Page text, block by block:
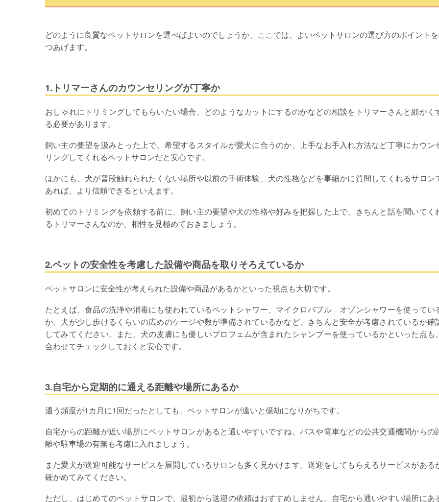
どのように良質なペットサロンを選べばよいのでしょうか。ここでは、よいペットサロンの選び方のポイント
つあげます。
1.トリマーさんのカウンセリングが丁寧か
おしゃれにトリミングしてもらいたい場合、どのようなカットにするのかなどの相談をトリマーさんと細かく
る必要があります。
飼い主の要望を汲みとった上で、希望するスタイルが愛犬に合うのか、上手なお手入れ方法など丁寧にカウン
リングしてくれるペットサロンだと安心です。
ほかにも、犬が普段触れられたくない場所や以前の手術体験、犬の性格などを事細かに質問してくれるサロン
あれば、より信頼できるといえます。
初めてのトリミングを依頼する前に、飼い主の要望や犬の性格や好みを把握した上で、きちんと話を聞いてく
るトリマーさんなのか、相性を見極めておきましょう。
2.ペットの安全性を考慮した設備や商品を取りそろえているか
ペットサロンに安全性が考えられた設備や商品があるかといった視点も大切です。
たとえば、食品の洗浄や消毒にも使われているペットシャワー、マイクロバブル オゾンシャワーを使ってい
か、犬が少し歩けるくらいの広めのケージや数が準備されているかなど、きちんと安全が考慮されているか確
してみてください。また、犬の皮膚にも優しいプロフェムが含まれたシャンプーを使っているかといった点も
合わせてチェックしておくと安心です。
3.自宅から定期的に通える距離や場所にあるか
通う頻度が1カ月に1回だったとしても、ペットサロンが遠いと億劫になりがちです。
自宅からの距離が近い場所にペットサロンがあると通いやすいですね。バスや電車などの公共交通機関からの
離や駐車場の有無も考慮に入れましょう。
また愛犬が送迎可能なサービスを展開しているサロンも多く見かけます。送迎をしてもらえるサービスがある
確かめてみてください。
ただし、はじめてのペットサロンで、最初から送迎の依頼はおすすめしません。自宅から通いやすい場所にあ